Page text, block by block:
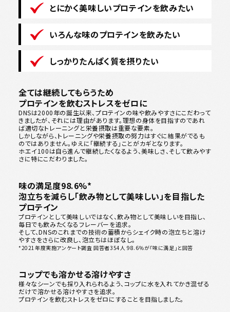
とにかく美味しいプロテインを飲みたい
いろんな味のプロテインを飲みたい
しっかりたんぱく質を摂りたい
全ては継続してもらうため
プロテインを飲むストレスをゼロに
DNSは2000年の誕生以来、プロテインの味や飲みやすさにこだわって
きましたが、それには理由があります。理想の身体を目指すのであれ
ば適切なトレーニングと栄養摂取は重要な要素。
しかしながら、トレーニングや栄養摂取の努力はすぐに結果がでるも
のではありません。ゆえに「継続する」ことがカギとなります。
ホエイ100は自ら進んで継続したくなるよう、美味しさ、そして飲みやす
さに特にこだわりました。
味の満足度98.6%*
泡立ちを減らし「飲み物として美味しい」を目指した
プロテイン
プロテインとして美味しいではなく、飲み物として美味しいを目指し、
毎日でも飲みたくなるフレーバーを追求。
そして、DNSのこれまでの技術の蓄積からシェイク時の泡立ちと溶け
やすさをさらに改良し、泡立ちはほぼなし。
*2021年度実施アンケート調査 回答者354人 98.6％が「味に満足」と回答
コップでも溶かせる溶けやすさ
様々なシーンでも採り入れられるよう、コップに水を入れてかき混ぜる
だけで溶かせる溶けやすさを追求。
プロテインを飲むストレスをゼロにすることを目指しました。